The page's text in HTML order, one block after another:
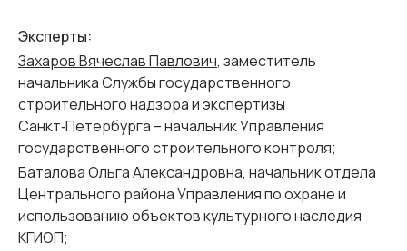
Эксперты:
Захаров Вячеслав Павлович, заместитель
начальника Службы государственного
строительного надзора и экспертизы
Санкт‑Петербурга – начальник Управления
государственного строительного контроля;
Баталова Ольга Александровна, начальник отдела
Центрального района Управления по охране и
использованию объектов культурного наследия
КГИОП;